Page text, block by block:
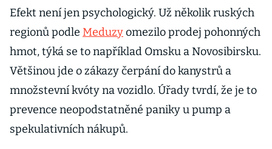
Efekt není jen psychologický. Už několik ruských
regionů podle Meduzyomezilo prodej pohonných
hmot, týká se to například Omsku a Novosibirsku.
Většinou jde o zákazy čerpání do kanystrů a
množstevní kvóty na vozidlo. Úřady tvrdí, že je to
prevence neopodstatněné paniky u pump a
spekulativních nákupů.